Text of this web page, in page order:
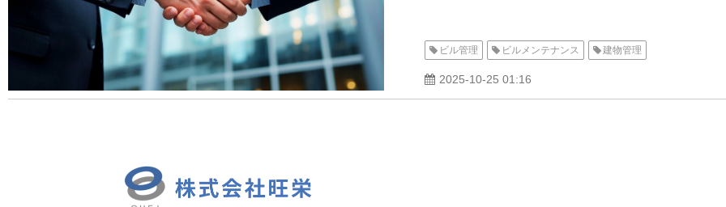
ビル管理 ビルメンテナンス 建物管理
2025-10-25 01:16